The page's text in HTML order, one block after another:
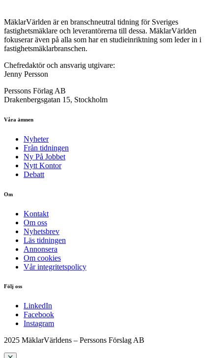
MäklarVärlden är en branschneutral tidning för Sveriges
fastighetsmäklare och leverantörerna till dessa. MäklarVärlden
fokuserar även på alla som har en studieinriktning som leder in i
fastighetsmäklarbranschen.
Chefredaktör och ansvarig utgivare:
Jenny Persson
Perssons Förlag AB
Drakenbergsgatan 15, Stockholm
Våra ämnen
Nyheter
Från tidningen
Ny På Jobbet
Nytt Kontor
Debatt
Om
Kontakt
Om oss
Nyhetsbrev
Läs tidningen
Annonsera
Om cookies
Vår integritetspolicy
Följ oss
LinkedIn
Facebook
Instagram
2025 MäklarVärldens – Perssons Förslag AB